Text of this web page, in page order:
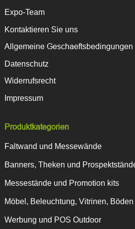
Expo-Team
Kontaktieren Sie uns
Allgemeine Geschaeftsbedingungen
Datenschutz
Widerrufsrecht
Impressum
Produktkategorien
Faltwand und Messewände
Banners, Theken und
Messestände und Promotion kits
Möbel, Beleuchtung, Vitrinen,
Werbung und POS Outdoor